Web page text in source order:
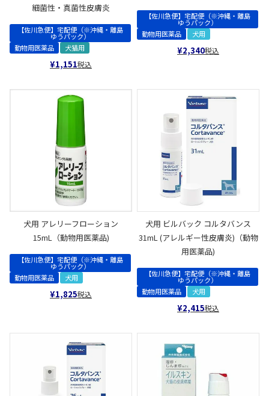
細菌性・真菌性皮膚炎
【佐川急便】宅配便（※沖縄・離島
ゆうパック）
動物用医薬品
犬猫用
¥1,151税込
【佐川急便】宅配便（※沖縄・離島
ゆうパック）
動物用医薬品
犬用
¥2,340税込
犬用 アレリーフローション
15mL（動物用医薬品)
【佐川急便】宅配便（※沖縄・離島
ゆうパック）
動物用医薬品
犬用
¥1,825税込
犬用 ビルバック コルタバンス
31mL (アレルギー性皮膚炎)（動物
用医薬品)
【佐川急便】宅配便（※沖縄・離島
ゆうパック）
動物用医薬品
犬用
¥2,415税込